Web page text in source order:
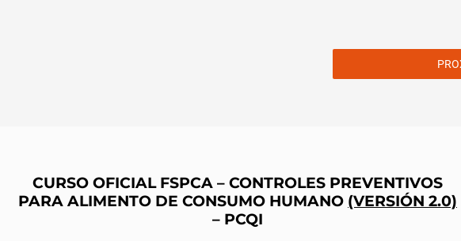
CURSO OFICIAL FSPCA – CONTROLES PREVENTIVOS
PARA ALIMENTO DE CONSUMO HUMANO (VERSIÓN 2.0)
– PCQI